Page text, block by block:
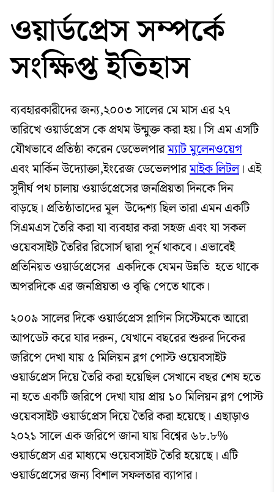
ওয়ার্ডপ্রেস সম্পর্কে
সংক্ষিপ্ত ইতিহাস
ব্যবহারকারীদের জন্য,২০০৩ সালের মে মাস এর ২৭
তারিখে ওয়ার্ডপ্রেস কে প্রথম উন্মুক্ত করা হয়। সি এম এসটি
যৌথভাবে প্রতিষ্ঠা করেন ডেভেলপারম্যাট মুলেনওয়েগ
এবং মার্কিন উদ্যোক্তা,ইংরেজ ডেভেলপারমাইক লিটল। এই
সুদীর্ঘ পথ চালায় ওয়ার্ডপ্রেসের জনপ্রিয়তা দিনকে দিন
বাড়ছে। প্রতিষ্ঠাতাদের মূল উদ্দেশ্য ছিল তারা এমন একটি
সিএমএস তৈরি করা যা ব্যবহার করা সহজ এবং যা সকল
ওয়েবসাইট তৈরির রিসোর্স দ্বারা পূর্ন থাকবে। এভাবেই
প্রতিনিয়ত ওয়ার্ডপ্রেসের একদিকে যেমন উন্নতি হতে থাকে
অপরদিকে এর জনপ্রিয়তা ও বৃদ্ধি পেতে থাকে।
২০০৯ সালের দিকে ওয়ার্ডপ্রেস প্লাগিন সিস্টেমকে আরো
আপডেট করে যার দরুন, যেখানে বছরের শুরুর দিকের
জরিপে দেখা যায় ৫ মিলিয়ন ব্লগ পোস্ট ওয়েবসাইট
ওয়ার্ডপ্রেস দিয়ে তৈরি করা হয়েছিল সেখানে বছর শেষ হতে
না হতে একটি জরিপে দেখা যায় প্রায় ১০ মিলিয়ন ব্লগ পোস্ট
ওয়েবসাইট ওয়ার্ডপ্রেস দিয়ে তৈরি করা হয়েছে। এছাড়াও
২০২১ সালে এক জরিপে জানা যায় বিশ্বের ৬৮.৮%
ওয়ার্ডপ্রেস এর মাধ্যমে ওয়েবসাইট তৈরি হয়েছে। এটি
ওয়ার্ডপ্রেসের জন্য বিশাল সফলতার ব্যাপার।